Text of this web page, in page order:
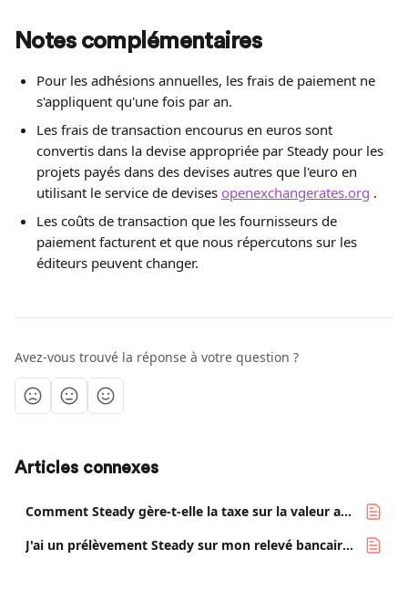
Notes complémentaires
Pour les adhésions annuelles, les frais de paiement ne
s'appliquent qu'une fois par an.
Les frais de transaction encourus en euros sont
convertis dans la devise appropriée par Steady pour les
projets payés dans des devises autres que l'euro en
utilisant le service de devises openexchangerates.org .
Les coûts de transaction que les fournisseurs de
paiement facturent et que nous répercutons sur les
éditeurs peuvent changer.
Avez-vous trouvé la réponse à votre question ?
Articles connexes
Comment Steady gère-t-elle la taxe sur la valeur ajoutée (TVA) ?
J'ai un prélèvement Steady sur mon relevé bancaire, qu'est-ce que c'est ?